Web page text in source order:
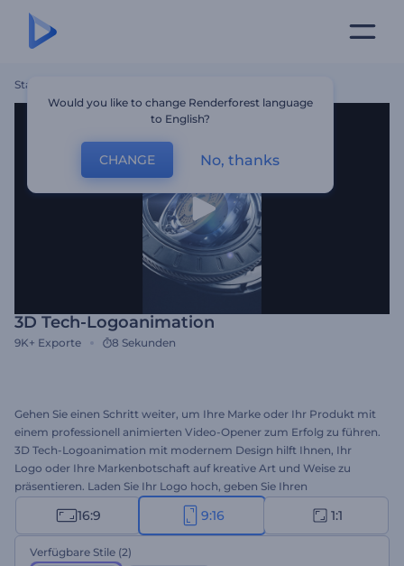
Startseite
3D Tech-Logoanimation
9K+ Exporte 8 Sekunden
Gehen Sie einen Schritt weiter, um Ihre Marke oder Ihr Produkt mit
einem professionell animierten Video-Opener zum Erfolg zu führen.
3D Tech-Logoanimation mit modernem Design hilft Ihnen, Ihr
Logo oder Ihre Markenbotschaft auf kreative Art und Weise zu
präsentieren. Laden Sie Ihr Logo hoch, geben Sie Ihren
Firmenslogan ein, und Sie erhalten mit wenigen Klicks eine
hochauflösende Logoanimation. Perfekt geeignet für
Werbeaktionen von Technologieunternehmen, Marken- oder
Produkteinführungen und viele weitere kreative Projekte.
16:9 9:16 1:1
Verfügbare Stile (2)
Would you like to change Renderforest language
to English?
CHANGE No, thanks